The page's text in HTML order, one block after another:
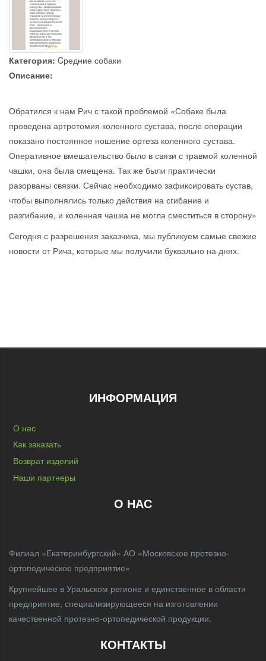
Категория: Cредние собаки
Описание:
Обратился к нам Рич с такой проблемой «Собаке была
проведена артротомия коленного сустава, после операции
показано постоянное ношение ортеза коленного сустава.
Оперативное вмешательство было в связи с травмой коленной
чашки, она была смещена. Так же были практически
разорваны связки. Сейчас необходимо зафиксировать сустав,
чтобы выполнялись только действия на сгибание и
разгибание, и коленная чашка не могла сместиться в сторону»
Сегодня с разрешения заказчика, мы публикуем самые свежие
новости от Рича, которые мы получили буквально на днях.
ИНФОРМАЦИЯ
О нас
Как заказать
Возврат изделий
Наши партнеры
О НАС
Филиал «Екатеринбургский» АО «Московское протезно-
ортопедическое предприятие»
Крупнейшее в Уральском регионе и единственное в области
предприятие, специализирующееся на изготовлении
качественной протезно-ортопедической продукции.
КОНТАКТЫ